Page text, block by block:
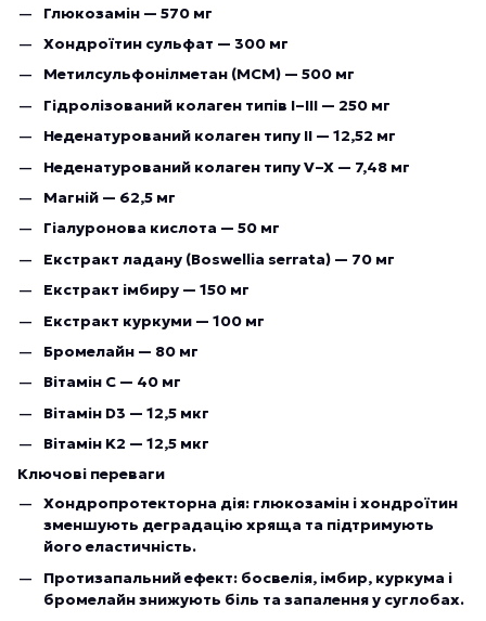
Глюкозамін — 570 мг
Хондроїтин сульфат — 300 мг
Метилсульфонілметан (МСМ) — 500 мг
Гідролізований колаген типів I–III — 250 мг
Неденатурований колаген типу II — 12,52 мг
Неденатурований колаген типу V–X — 7,48 мг
Магній — 62,5 мг
Гіалуронова кислота — 50 мг
Екстракт ладану (Boswellia serrata) — 70 мг
Екстракт імбиру — 150 мг
Екстракт куркуми — 100 мг
Бромелайн — 80 мг
Вітамін C — 40 мг
Вітамін D3 — 12,5 мкг
Вітамін K2 — 12,5 мкг
Ключові переваги
Хондропротекторна дія: глюкозамін і хондроїтин
зменшують деградацію хряща та підтримують
його еластичність.
Протизапальний ефект: босвелія, імбир, куркума і
бромелайн знижують біль та запалення у суглобах.